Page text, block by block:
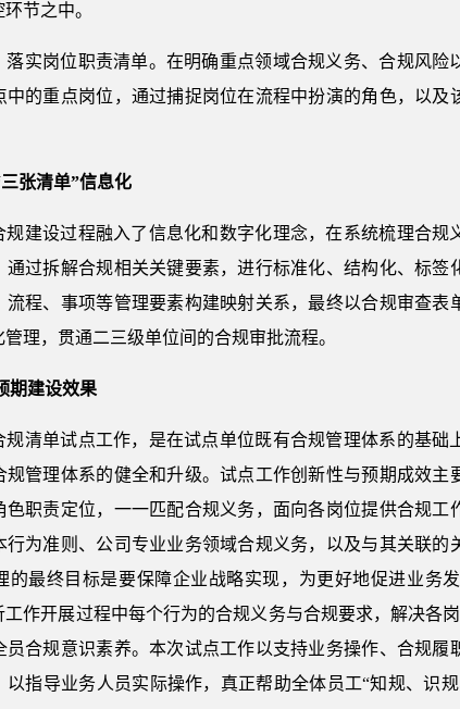
节之中。
落实岗位职责清单。在明确重点领域合规义务、合规风
中的重点岗位，通过捕捉岗位在流程中扮演的角色，以
张清单”信息化
规建设过程融入了信息化和数字化理念，在系统梳理合
通过拆解合规相关关键要素，进行标准化、结构化、标
流程、事项等管理要素构建映射关系，最终以合规审查
理，贯通二三级单位间的合规审批流程。
期建设效果
规清单试点工作，是在试点单位既有合规管理体系的基
规管理体系的健全和升级。试点工作创新性与预期成效
色职责定位，一一匹配合规义务，面向各岗位提供合规
行为准则、公司专业业务领域合规义务，以及与其关联
的最终目标是要保障企业战略实现，为更好地促进业务
作开展过程中每个行为的合规义务与合规要求，解决各
员合规意识素养。本次试点工作以支持业务操作、合规
以指导业务人员实际操作，真正帮助全体员工“知规、识